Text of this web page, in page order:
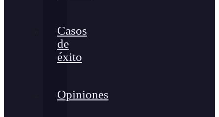
Casos
de
éxito
Opiniones